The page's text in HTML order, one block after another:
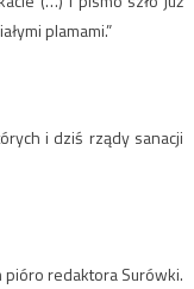
plamami.”
i dziś rządy sanacji
pióro redaktora Surówki.